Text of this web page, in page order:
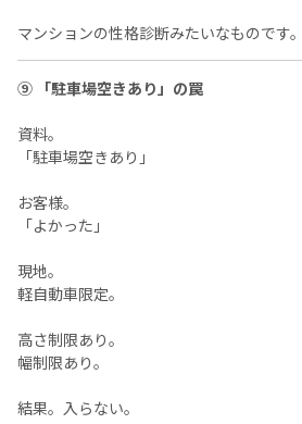
マンションの性格診断みたいなものです。
⑨ 「駐車場空きあり」の罠
資料。
「駐車場空きあり」
お客様。
「よかった」
現地。
軽自動車限定。
高さ制限あり。
幅制限あり。
結果。入らない。